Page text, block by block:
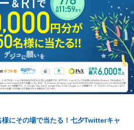
にその場で当たる！七夕Twitterキャ